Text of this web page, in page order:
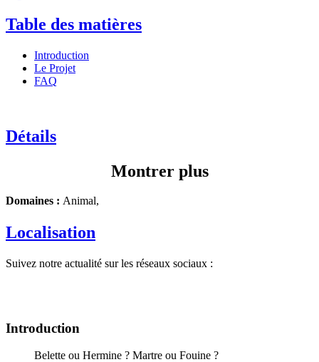
Table des matières
Introduction
Le Projet
FAQ
Détails
Montrer plus
Domaines : Animal,
Localisation
Suivez notre actualité sur les réseaux sociaux :
Introduction
Belette ou Hermine ? Martre ou Fouine ?